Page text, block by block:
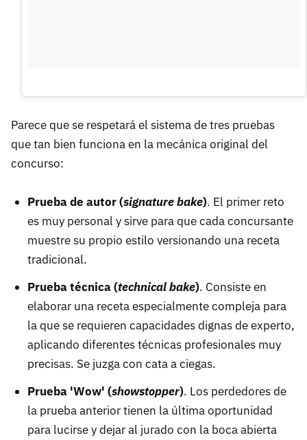
Parece que se respetará el sistema de tres pruebas
que tan bien funciona en la mecánica original del
concurso:
Prueba de autor (signature bake). El primer reto
es muy personal y sirve para que cada concursante
muestre su propio estilo versionando una receta
tradicional.
Prueba técnica (technical bake). Consiste en
elaborar una receta especialmente compleja para
la que se requieren capacidades dignas de experto,
aplicando diferentes técnicas profesionales muy
precisas. Se juzga con cata a ciegas.
Prueba 'Wow' (showstopper). Los perdedores de
la prueba anterior tienen la última oportunidad
para lucirse y dejar al jurado con la boca abierta